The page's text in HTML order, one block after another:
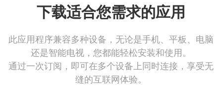
下载适合您需求的应用
此应用程序兼容多种设备，无论是手机、平板、电脑
还是智能电视，您都能轻松安装和使用。
通过一次订阅，即可在多个设备上同时连接，享受无
缝的互联网体验。